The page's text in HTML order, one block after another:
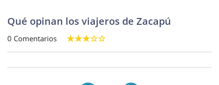
Qué opinan los viajeros de Zacapú
0 Comentarios